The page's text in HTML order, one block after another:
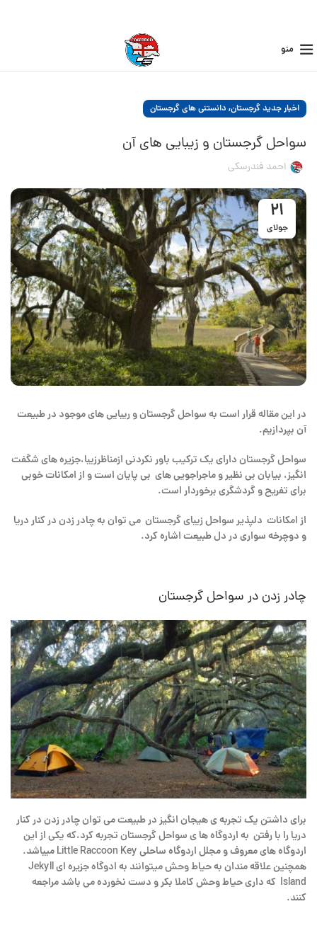
منو
اخبار جدید گرجستان, دانستنی های گرجستان
سواحل گرجستان و زیبایی های آن
احمد فندرسکی
21
جولای
در این مقاله قرار است به سواحل گرجستان و ریبایی های موجود در طبیعت
آن بپردازیم.
سواحل گرجستان دارای یک ترکیب باور نکردنی ازمناظرزیبا،جزیره های شگفت
انگیز، بیابان بی نظیر و ماجراجویی های بی پایان است و از امکانات خوبی
برای تفریح و گردشگری برخوردار است.
از امکانات دلپذیر سواحل زیبای گرجستان می توان به چادر زدن در کنار دریا
و دوچرخه سواری در دل طبیعت اشاره کرد.
چادر زدن در سواحل گرجستان
برای داشتن یک تجربه ی هیجان انگیز در طبیعت می توان چادر زدن در کنار
دریا را با رفتن به اردوگاه ها ی سواحل گرجستان تجربه کرد،که یکی از این
اردوگاه های معروف و مجلل اردوگاه ساحلی Little Raccoon Key میباشد.
همچنین علاقه مندان به حیاط وحش میتوانند به ادوگاه جزیره ای Jekyll
Island که داری حیاط وحش کاملا بکر و دست نخورده می باشد مراجعه
کنند.